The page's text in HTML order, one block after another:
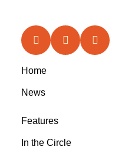
Home
News
Features
In the Circle